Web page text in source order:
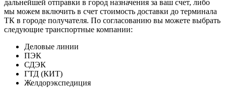
дальнейшей отправки в город назначения за ваш счет, либо
мы можем включить в счет стоимость доставки до терминала
ТК в городе получателя. По согласованию вы можете выбрать
следующие транспортные компании:
Деловые линии
ПЭК
СДЭК
ГТД (КИТ)
Желдорэкспедиция